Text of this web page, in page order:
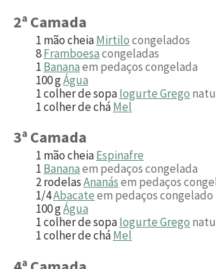
2ª Camada
1 mão cheiaMirtilocongelados
8Framboesacongeladas
1 Bananaem pedaços congelada
100gÁgua
1colher de sopaIogurte Grego
1colher de cháMel
3ª Camada
1 mão cheiaEspinafre
1 Bananaem pedaços congelada
2rodelasAnanásem pedaços
1/4Abacateem pedaços congelado
100gÁgua
1colher de sopaIogurte Grego
1colher de cháMel